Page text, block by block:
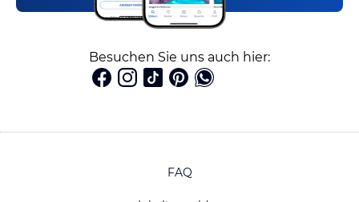
Besuchen Sie uns auch hier:
FAQ